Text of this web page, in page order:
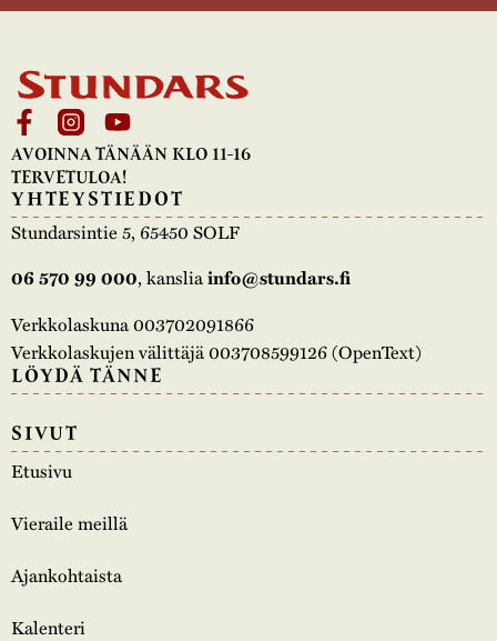
AVOINNA TÄNÄÄN KLO 11-16
TERVETULOA!
YHTEYSTIEDOT
Stundarsintie 5, 65450 SOLF
06 570 99 000, kansliainfo@stundars.fi
Verkkolaskuna 003702091866
Verkkolaskujen välittäjä 003708599126 (OpenText)
LÖYDÄ TÄNNE
SIVUT
Etusivu
Vieraile meillä
Ajankohtaista
Kalenteri